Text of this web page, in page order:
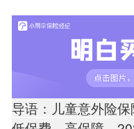
导语：儿童意外险